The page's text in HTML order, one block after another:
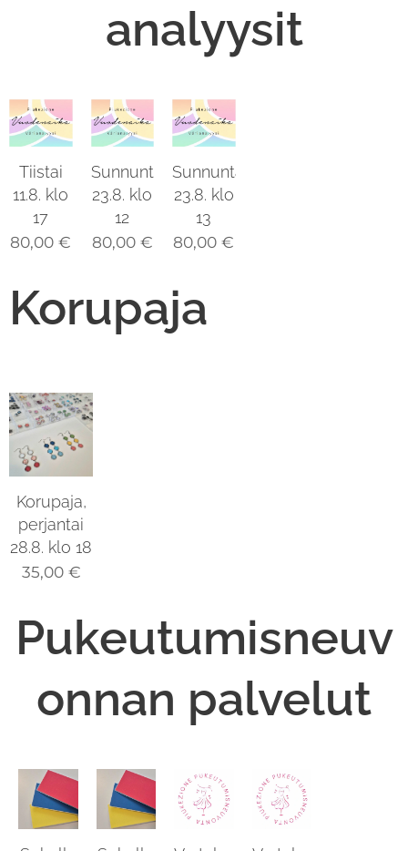
analyysit
Tiistai
11.8. klo
17
80,00 €
Sunnuntai
23.8. klo
12
80,00€
Sunnuntai
23.8. klo
13
80,00 €
Korupaja
Korupaja,
perjantai
28.8. klo 18
35,00€
Pukeutumisneuv
onnan palvelut